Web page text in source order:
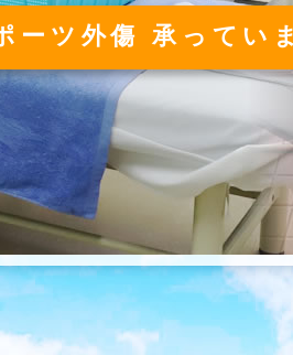
ーツ外傷 承ってい